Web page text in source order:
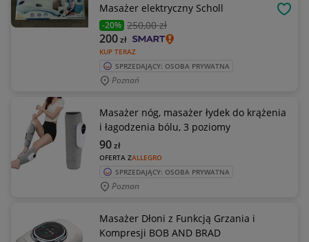
Masażer elektryczny Scholl
-20% 250,00 zł
KUP TERAZ
200zł
SPRZEDAJĄCY: OSOBA PRYWATNA
Poznań
Masażer nóg, masażer łydek do krążenia
i łagodzenia bólu, 3 poziomy
OFERTA ZALLEGRO
90zł
SPRZEDAJĄCY: OSOBA PRYWATNA
Poznan
Masażer Dłoni z Funkcją Grzania i
Kompresji BOB AND BRAD